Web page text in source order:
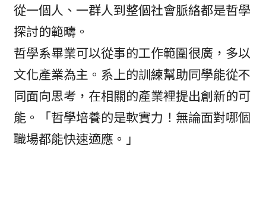
從一個人、一群人到整個社會脈絡都是哲學
探討的範疇。
哲學系畢業可以從事的工作範圍很廣，多以
文化產業為主。系上的訓練幫助同學能從不
同面向思考，在相關的產業裡提出創新的可
能。「哲學培養的是軟實力！無論面對哪個
職場都能快速適應。」